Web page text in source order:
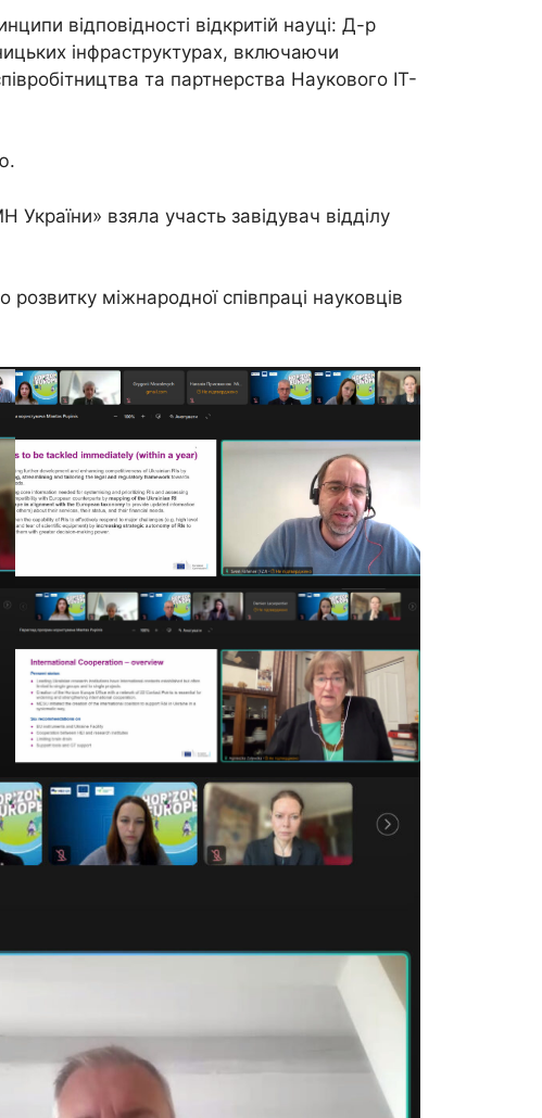
відповідності відкритій науці: Д-р
інфраструктурах, включаючи
та партнерства Наукового ІТ-
взяла участь завідувач відділу
міжнародної співпраці науковців